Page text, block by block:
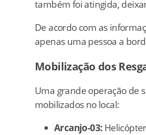
também foi atingida,
De acordo com as
apenas uma pessoa a
Mobilização dos
Uma grande operação de
mobilizados no local:
Arcanjo-03: